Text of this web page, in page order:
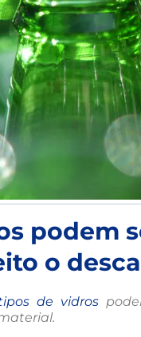
podem
o
de vidros